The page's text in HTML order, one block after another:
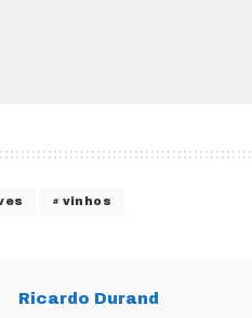
vinhos
Ricardo Durand